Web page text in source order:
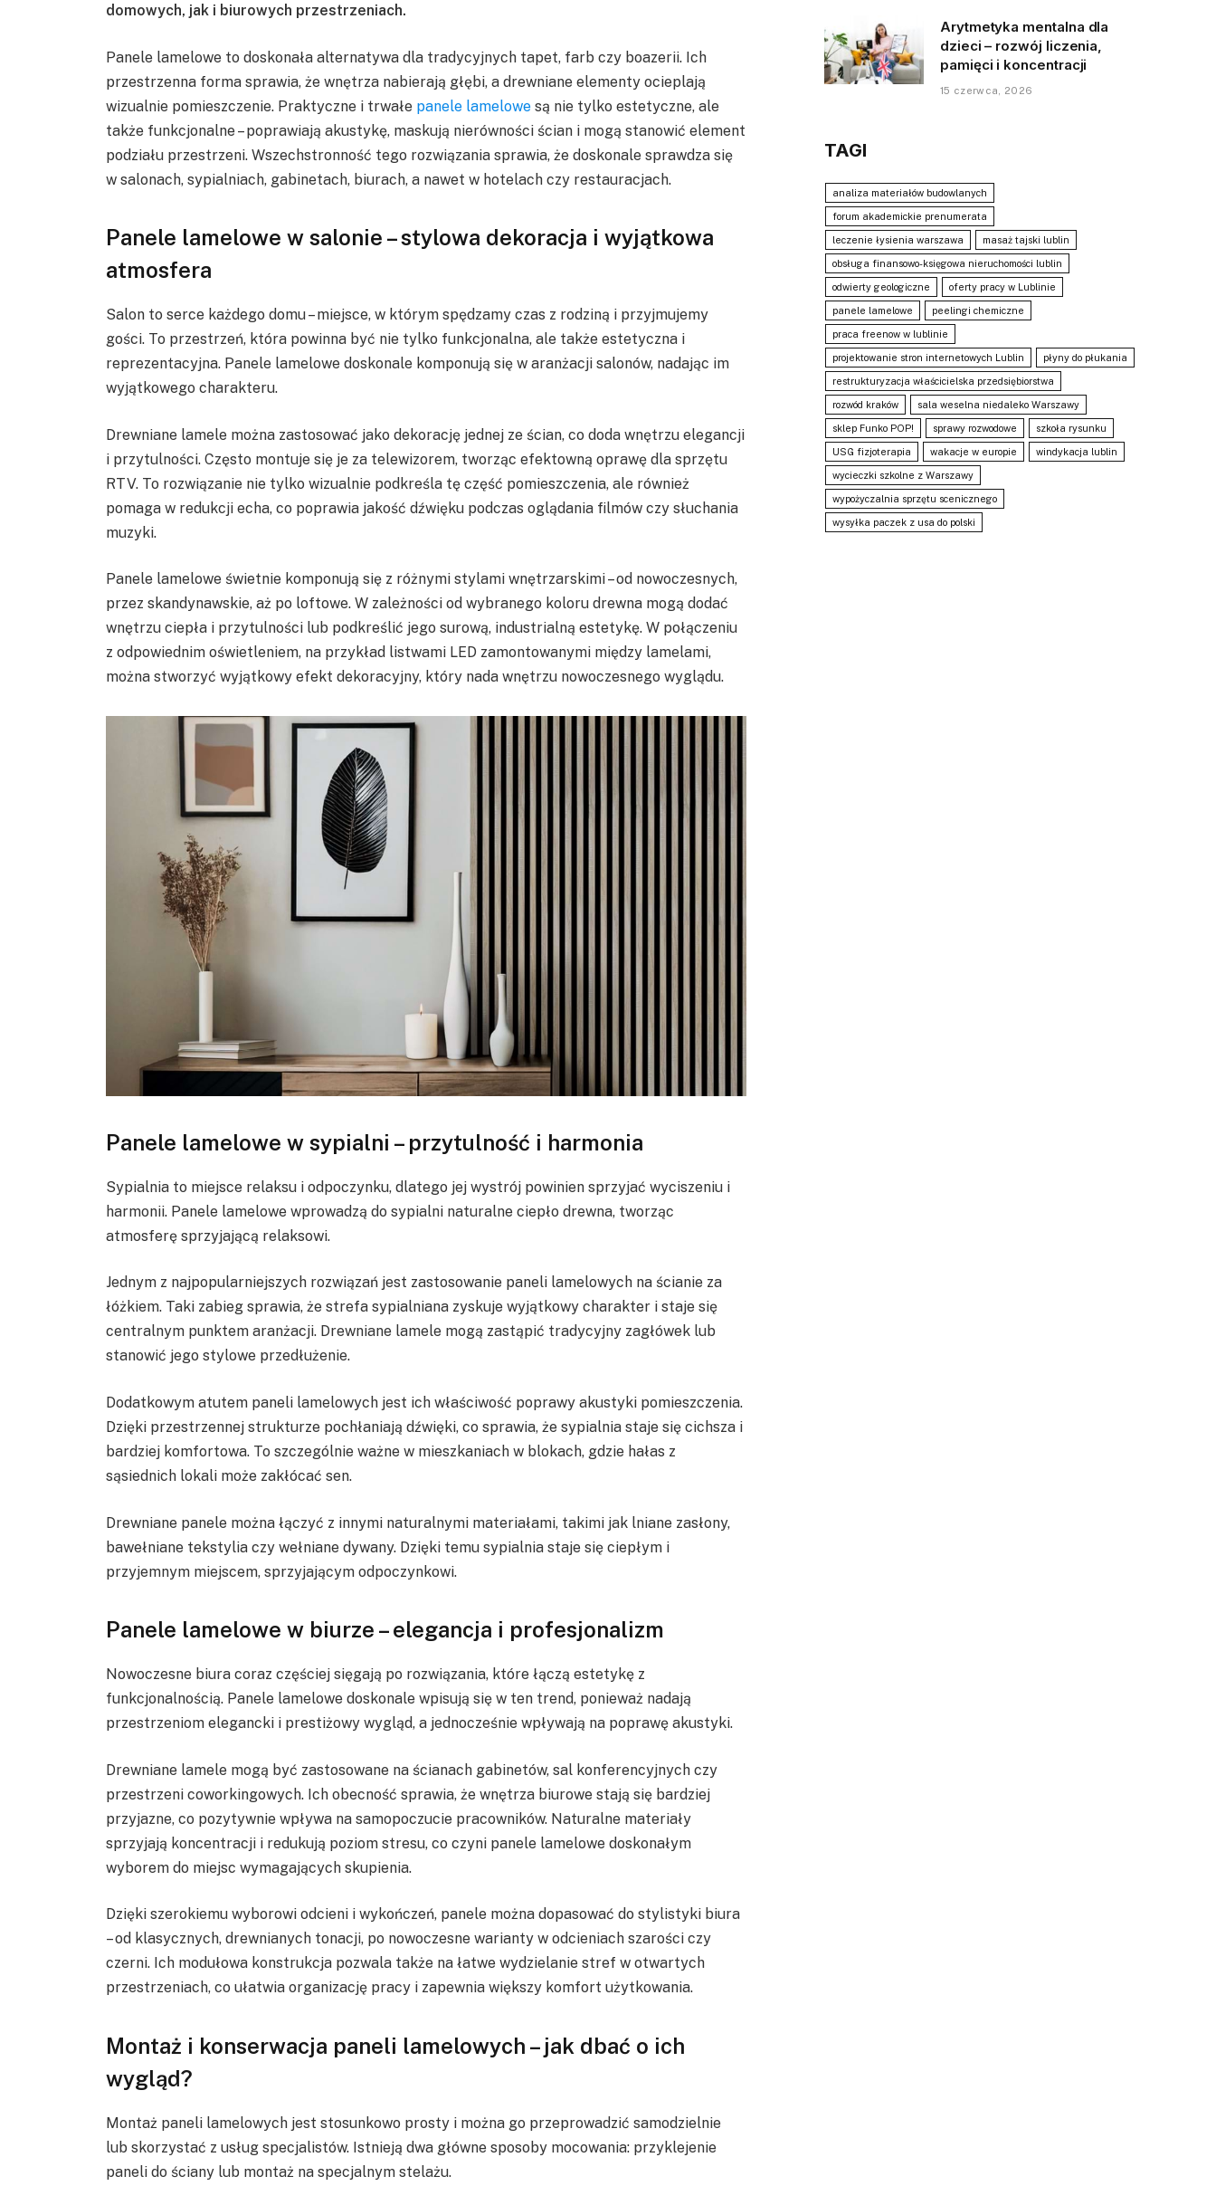
domowych, jak i biurowych przestrzeniach.
Panele lamelowe to doskonała alternatywa dla tradycyjnych tapet, farb czy boazerii. Ich
przestrzenna forma sprawia, że wnętrza nabierają głębi, a drewniane elementy ocieplają
wizualnie pomieszczenie. Praktyczne i trwałe panele lamelowe są nie tylko estetyczne, ale
także funkcjonalne – poprawiają akustykę, maskują nierówności ścian i mogą stanowić element
podziału przestrzeni. Wszechstronność tego rozwiązania sprawia, że doskonale sprawdza się
w salonach, sypialniach, gabinetach, biurach, a nawet w hotelach czy restauracjach.
Panele lamelowe w salonie – stylowa dekoracja i wyjątkowa
atmosfera
Salon to serce każdego domu – miejsce, w którym spędzamy czas z rodziną i przyjmujemy
gości. To przestrzeń, która powinna być nie tylko funkcjonalna, ale także estetyczna i
reprezentacyjna. Panele lamelowe doskonale komponują się w aranżacji salonów, nadając im
wyjątkowego charakteru.
Drewniane lamele można zastosować jako dekorację jednej ze ścian, co doda wnętrzu elegancji
i przytulności. Często montuje się je za telewizorem, tworząc efektowną oprawę dla sprzętu
RTV. To rozwiązanie nie tylko wizualnie podkreśla tę część pomieszczenia, ale również
pomaga w redukcji echa, co poprawia jakość dźwięku podczas oglądania filmów czy słuchania
muzyki.
Panele lamelowe świetnie komponują się z różnymi stylami wnętrzarskimi – od nowoczesnych,
przez skandynawskie, aż po loftowe. W zależności od wybranego koloru drewna mogą dodać
wnętrzu ciepła i przytulności lub podkreślić jego surową, industrialną estetykę. W połączeniu
z odpowiednim oświetleniem, na przykład listwami LED zamontowanymi między lamelami,
można stworzyć wyjątkowy efekt dekoracyjny, który nada wnętrzu nowoczesnego wyglądu.
Panele lamelowe w sypialni – przytulność i harmonia
Sypialnia to miejsce relaksu i odpoczynku, dlatego jej wystrój powinien sprzyjać wyciszeniu i
harmonii. Panele lamelowe wprowadzą do sypialni naturalne ciepło drewna, tworząc
atmosferę sprzyjającą relaksowi.
Jednym z najpopularniejszych rozwiązań jest zastosowanie paneli lamelowych na ścianie za
łóżkiem. Taki zabieg sprawia, że strefa sypialniana zyskuje wyjątkowy charakter i staje się
centralnym punktem aranżacji. Drewniane lamele mogą zastąpić tradycyjny zagłówek lub
stanowić jego stylowe przedłużenie.
Dodatkowym atutem paneli lamelowych jest ich właściwość poprawy akustyki pomieszczenia.
Dzięki przestrzennej strukturze pochłaniają dźwięki, co sprawia, że sypialnia staje się cichsza i
bardziej komfortowa. To szczególnie ważne w mieszkaniach w blokach, gdzie hałas z
sąsiednich lokali może zakłócać sen.
Drewniane panele można łączyć z innymi naturalnymi materiałami, takimi jak lniane zasłony,
bawełniane tekstylia czy wełniane dywany. Dzięki temu sypialnia staje się ciepłym i
przyjemnym miejscem, sprzyjającym odpoczynkowi.
Panele lamelowe w biurze – elegancja i profesjonalizm
Nowoczesne biura coraz częściej sięgają po rozwiązania, które łączą estetykę z
funkcjonalnością. Panele lamelowe doskonale wpisują się w ten trend, ponieważ nadają
przestrzeniom elegancki i prestiżowy wygląd, a jednocześnie wpływają na poprawę akustyki.
Drewniane lamele mogą być zastosowane na ścianach gabinetów, sal konferencyjnych czy
przestrzeni coworkingowych. Ich obecność sprawia, że wnętrza biurowe stają się bardziej
przyjazne, co pozytywnie wpływa na samopoczucie pracowników. Naturalne materiały
sprzyjają koncentracji i redukują poziom stresu, co czyni panele lamelowe doskonałym
wyborem do miejsc wymagających skupienia.
Dzięki szerokiemu wyborowi odcieni i wykończeń, panele można dopasować do stylistyki biura
– od klasycznych, drewnianych tonacji, po nowoczesne warianty w odcieniach szarości czy
czerni. Ich modułowa konstrukcja pozwala także na łatwe wydzielanie stref w otwartych
przestrzeniach, co ułatwia organizację pracy i zapewnia większy komfort użytkowania.
Montaż i konserwacja paneli lamelowych – jak dbać o ich
wygląd?
Montaż paneli lamelowych jest stosunkowo prosty i można go przeprowadzić samodzielnie
lub skorzystać z usług specjalistów. Istnieją dwa główne sposoby mocowania: przyklejenie
paneli do ściany lub montaż na specjalnym stelażu.
Arytmetyka mentalna dla
dzieci – rozwój liczenia,
pamięci i koncentracji
15 czerwca, 2026
TAGI
analiza materiałów budowlanych
forum akademickie prenumerata
leczenie łysienia warszawa masaż tajski lublin
obsługa finansowo-księgowa nieruchomości lublin
odwierty geologiczne oferty pracy w Lublinie
panele lamelowe peelingi chemiczne
praca freenow w lublinie
projektowanie stron internetowych Lublin płyny do płukania
restrukturyzacja właścicielska przedsiębiorstwa
rozwód kraków sala weselna niedaleko Warszawy
sklep Funko POP! sprawy rozwodowe szkoła rysunku
USG fizjoterapia wakacje w europie windykacja lublin
wycieczki szkolne z Warszawy
wypożyczalnia sprzętu scenicznego
wysyłka paczek z usa do polski